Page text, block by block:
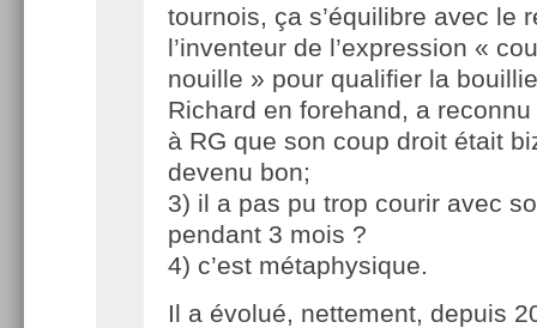
tournois, ça s’équilibre avec le
l’inventeur de l’expression «
nouille » pour qualifier la
Richard en forehand, a
à RG que son coup droit était
devenu bon;
3) il a pas pu trop courir avec
pendant 3 mois ?
4) c’est métaphysique.
Il a évolué, nettement, depuis